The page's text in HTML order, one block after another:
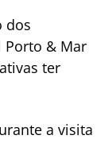
dos
Porto & Mar
ter
a visita